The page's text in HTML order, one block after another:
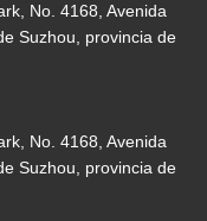
No. 4168, Avenida
Suzhou, provincia de
No. 4168, Avenida
Suzhou, provincia de